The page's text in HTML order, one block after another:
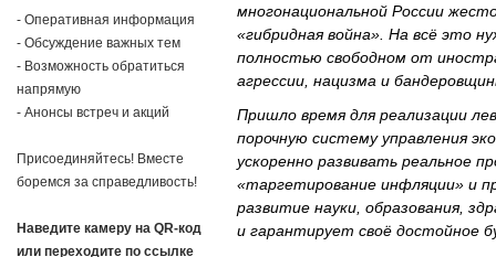
- Оперативная информация
- Обсуждение важных тем
- Возможность обратиться
напрямую
- Анонсы встреч и акций
Присоединяйтесь! Вместе
боремся за справедливость!
Наведите камеру на QR-код
или переходите по ссылке
многонациональной России
«гибридная война». На всё это
полностью свободном от
агрессии, нацизма и
Пришло время для реализации
порочную систему управления
ускоренно развивать реальное
«таргетирование инфляции» и
развитие науки, образования,
и гарантирует своё достойное